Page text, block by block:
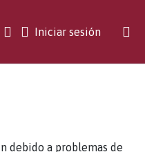
Iniciar sesión(current)
debido a problemas de